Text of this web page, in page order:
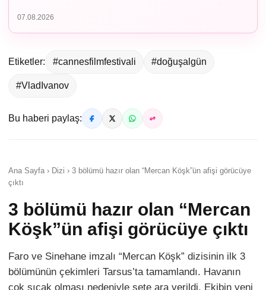
07.08.2026
Etiketler: #cannesfilmfestivali #doğuşalgün
#VladIvanov
Bu haberi paylaş:
Ana Sayfa › Dizi › 3 bölümü hazır olan “Mercan Köşk”ün afişi görücüye
çıktı
3 bölümü hazır olan “Mercan
Köşk”ün afişi görücüye çıktı
Faro ve Sinehane imzalı “Mercan Köşk” dizisinin ilk 3
bölümünün çekimleri Tarsus’ta tamamlandı. Havanın
çok sıcak olması nedeniyle sete ara verildi. Ekibin yeni